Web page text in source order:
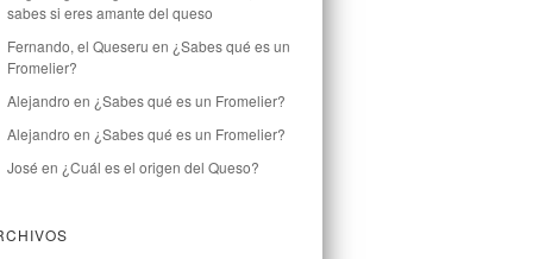
sabes si eres amante del queso
Fernando, el Queseru en ¿Sabes qué es un
Fromelier?
Alejandro en ¿Sabes qué es un Fromelier?
Alejandro en ¿Sabes qué es un Fromelier?
José en ¿Cuál es el origen del Queso?